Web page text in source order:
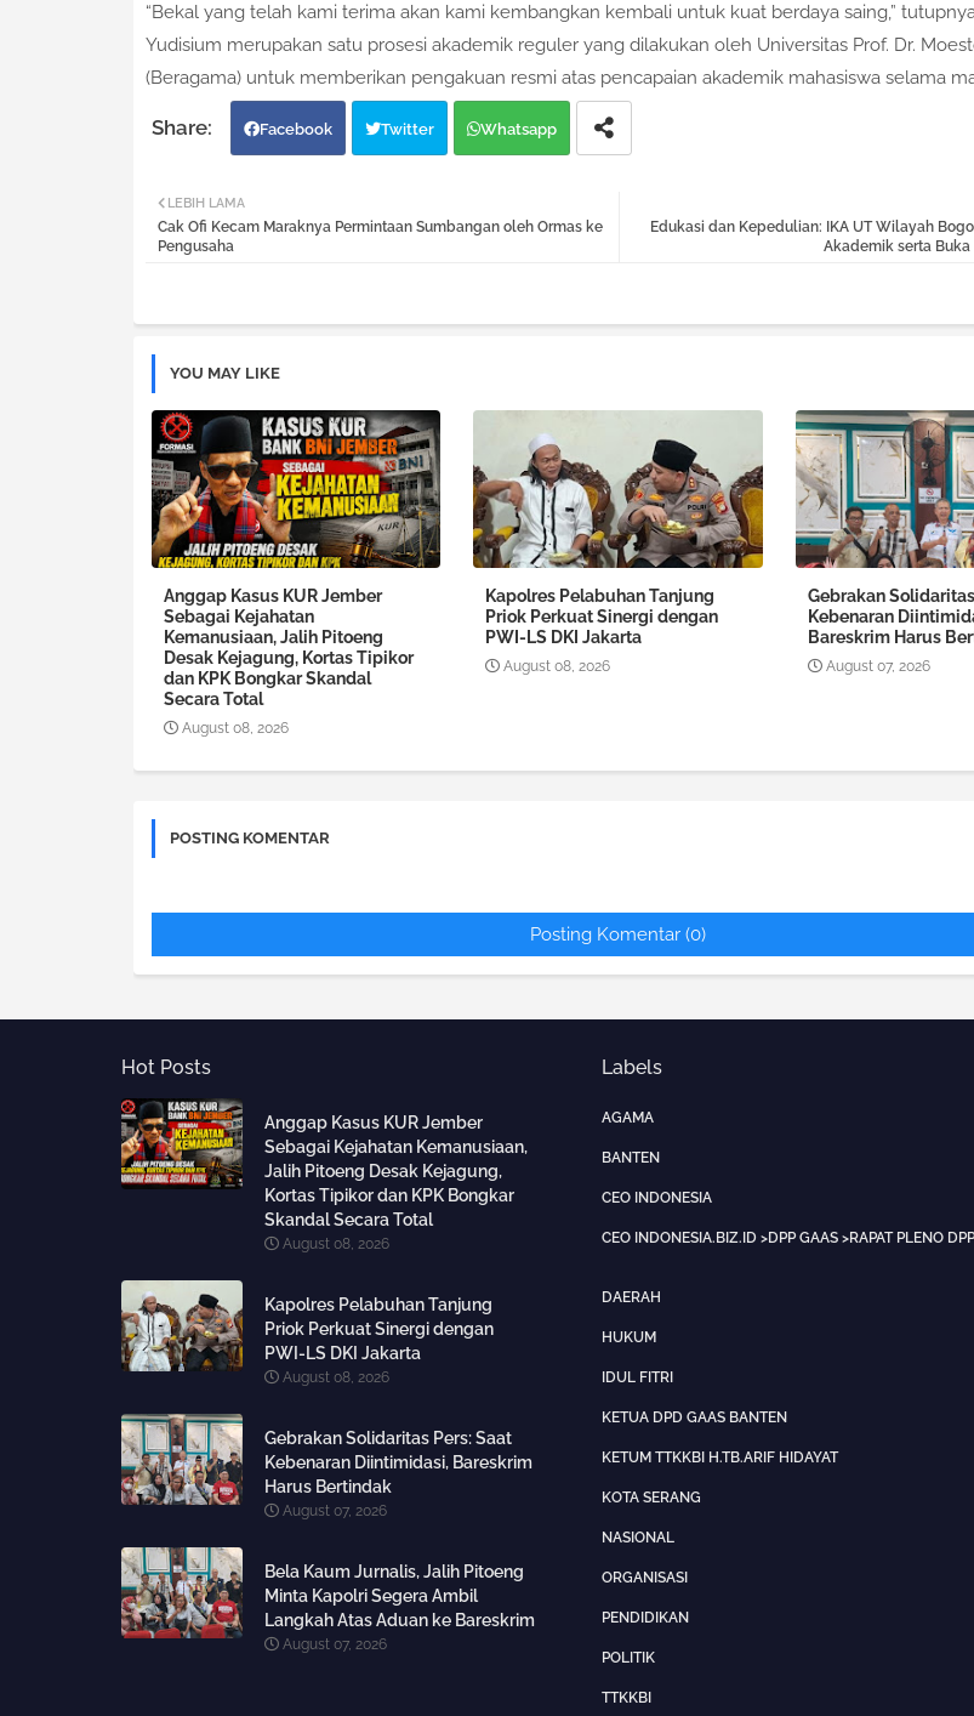
“Bekal yang telah kami terima akan kami kembangkan kembali untuk kuat berdaya saing,”
Yudisium merupakan satu prosesi akademik reguler yang dilakukan oleh Universitas Prof. Dr.
(Beragama) untuk memberikan pengakuan resmi atas pencapaian akademik mahasiswa selama
Facebook Twitter Whatsapp
Edukasi dan Kepedulian: IKA UT Wilayah
Akademik serta Buka
LEBIH LAMA
Cak Ofi Kecam Maraknya Permintaan Sumbangan oleh Ormas ke
Pengusaha
YOU MAY LIKE
Anggap Kasus KUR Jember
Sebagai Kejahatan
Kemanusiaan, Jalih Pitoeng
Desak Kejagung, Kortas Tipikor
dan KPK Bongkar Skandal
Secara Total
August 08, 2026
Kapolres Pelabuhan Tanjung
Priok Perkuat Sinergi dengan
PWI-LS DKI Jakarta
August 08, 2026
Gebrakan
Kebenaran
Bareskrim Harus
August 07, 2026
POSTING KOMENTAR
Posting Komentar (0)
Hot Posts
Anggap Kasus KUR Jember
Sebagai Kejahatan Kemanusiaan,
Jalih Pitoeng Desak Kejagung,
Kortas Tipikor dan KPK Bongkar
Skandal Secara Total
August 08, 2026
Kapolres Pelabuhan Tanjung
Priok Perkuat Sinergi dengan
PWI-LS DKI Jakarta
August 08, 2026
Gebrakan Solidaritas Pers: Saat
Kebenaran Diintimidasi, Bareskrim
Harus Bertindak
August 07, 2026
Bela Kaum Jurnalis, Jalih Pitoeng
Minta Kapolri Segera Ambil
Langkah Atas Aduan ke Bareskrim
August 07, 2026
Labels
AGAMA
BANTEN
CEO INDONESIA
DAERAH
HUKUM
IDUL FITRI
KETUA DPD GAAS BANTEN
KETUM TTKKBI H.TB.ARIF HIDAYAT
KOTA SERANG
NASIONAL
ORGANISASI
PENDIDIKAN
POLITIK
TTKKBI